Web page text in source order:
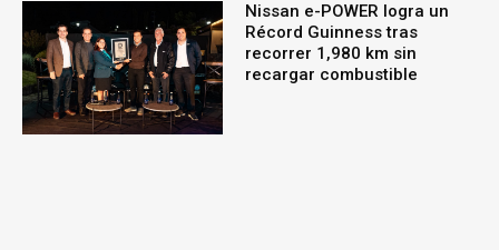
Nissan e-POWER logra un
Récord Guinness tras
recorrer 1,980 km sin
recargar combustible